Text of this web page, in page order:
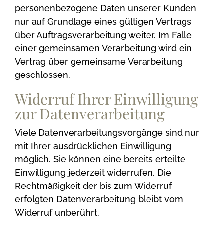
personenbezogene Daten unserer Kunden
nur auf Grundlage eines gültigen Vertrags
über Auftragsverarbeitung weiter. Im Falle
einer gemeinsamen Verarbeitung wird ein
Vertrag über gemeinsame Verarbeitung
geschlossen.
Widerruf Ihrer Einwilligung
zur Datenverarbeitung
Viele Datenverarbeitungsvorgänge sind nur
mit Ihrer ausdrücklichen Einwilligung
möglich. Sie können eine bereits erteilte
Einwilligung jederzeit widerrufen. Die
Rechtmäßigkeit der bis zum Widerruf
erfolgten Datenverarbeitung bleibt vom
Widerruf unberührt.